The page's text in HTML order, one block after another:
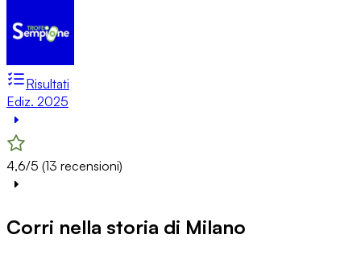
Risultati
Ediz. 2025
4,6/5 (13 recensioni)
Corri nella storia di Milano